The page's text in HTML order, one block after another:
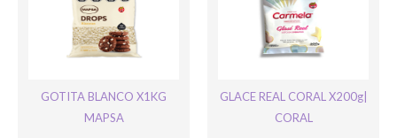
GOTITA BLANCO X1KG
MAPSA
GLACE REAL CORAL X200g|
CORAL
Ingresar